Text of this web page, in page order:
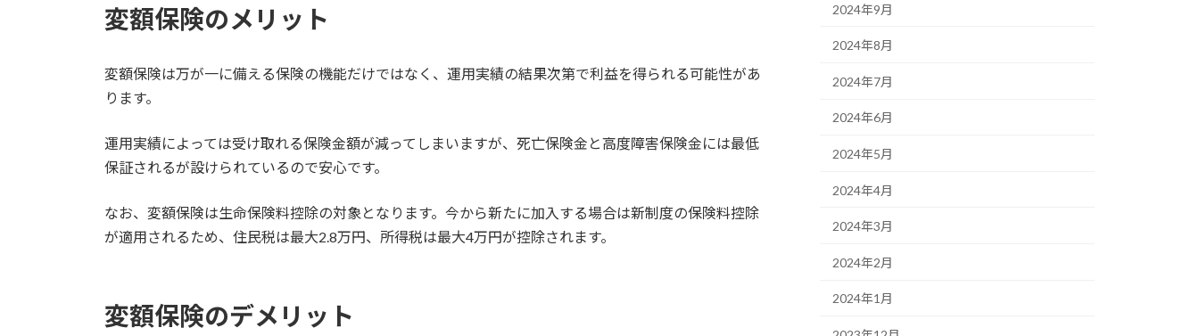
変額保険のメリット
変額保険は万が一に備える保険の機能だけではなく、運用実績の結果次第で利益を得られる可能性があ
ります。
運用実績によっては受け取れる保険金額が減ってしまいますが、死亡保険金と高度障害保険金には最低
保証されるが設けられているので安心です。
なお、変額保険は生命保険料控除の対象となります。今から新たに加入する場合は新制度の保険料控除
が適用されるため、住民税は最大2.8万円、所得税は最大4万円が控除されます。
変額保険のデメリット
2024年9月
2024年8月
2024年7月
2024年6月
2024年5月
2024年4月
2024年3月
2024年2月
2024年1月